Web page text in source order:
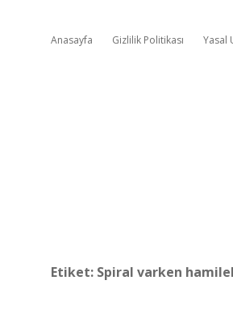
Anasayfa Gizlilik Politikası Yasal
Etiket: Spiral varken